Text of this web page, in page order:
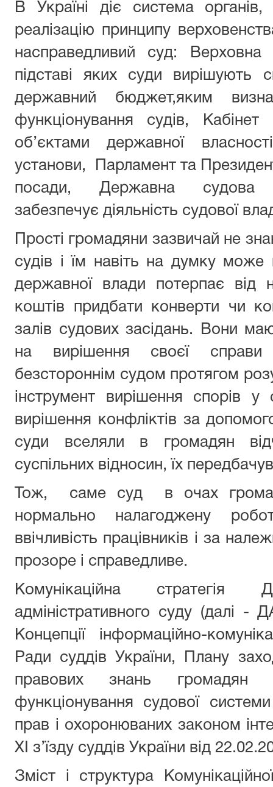
В Україні діє система органів,
реалізацію принципу
насправедливий суд:
підставі яких суди вирішують
державний бюджет,яким
функціонування судів, Кабінет
об’єктами державної
установи, Парламент та
посади, Державна судова
забезпечує діяльність судової
Прості громадяни зазвичай не
судів і їм навіть на думку
державної влади потерпає від
коштів придбати конверти чи
залів судових засідань. Вони
на вирішення своєї справи
безстороннім судом протягом
інструмент вирішення спорів у
вирішення конфліктів за
суди вселяли в громадян
суспільних відносин, їх
Тож, саме суд в очах
нормально налагоджену
ввічливість працівників і за
прозоре і справедливе.
Комунікаційна стратегія
адміністративного суду (далі -
Концепції інформаційно-
Ради суддів України, Плану
правових знань громадян
функціонування судової
прав і охоронюваних законом
ХІ з’їзду суддів України від
Зміст і структура